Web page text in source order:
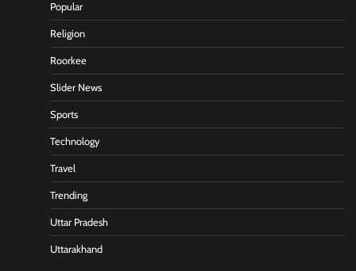
Popular
Religion
Roorkee
Slider News
Sports
Technology
Travel
Trending
Uttar Pradesh
Uttarakhand